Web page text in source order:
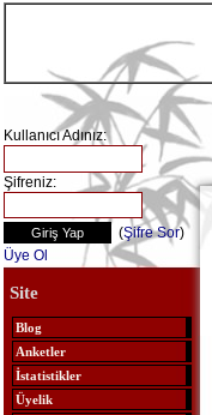
Kullanıcı Adınız:
Şifreniz:
(Şifre Sor)
Üye Ol
Site
Blog
Anketler
İstatistikler
Üyelik